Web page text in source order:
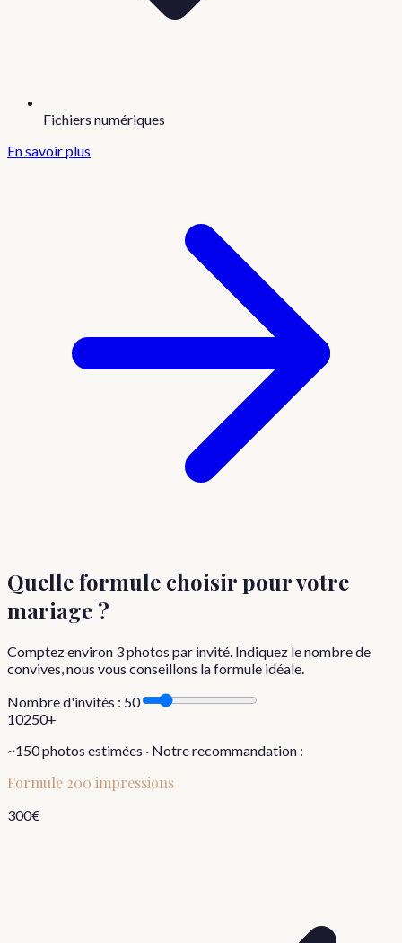
Fichiers numériques
En savoir plus
Quelle formule choisirpour votre
mariage ?
Comptez environ 3photos par invité. Indiquez le nombre de
convives, nous vous conseillons la formule idéale.
Nombre d'invités : 50
10250+
~150photos estimées · Notre recommandation :
Formule 200 impressions
300€